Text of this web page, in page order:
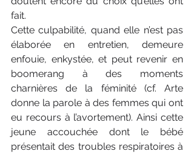
fait.
Cette culpabilité, quand elle n’est pas
élaborée en entretien, demeure
enfouie, enkystée, et peut revenir en
boomerang à des moments
charnières de la féminité (cf. Arte
donne la parole à des femmes qui ont
eu recours à l’avortement). Ainsi cette
jeune accouchée dont le bébé
présentait des troubles respiratoires à